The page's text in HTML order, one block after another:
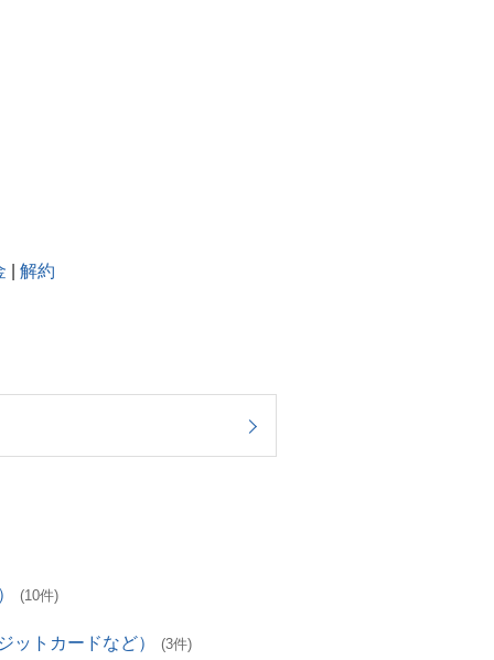
解約
(10件)
ットカードなど） (3件)